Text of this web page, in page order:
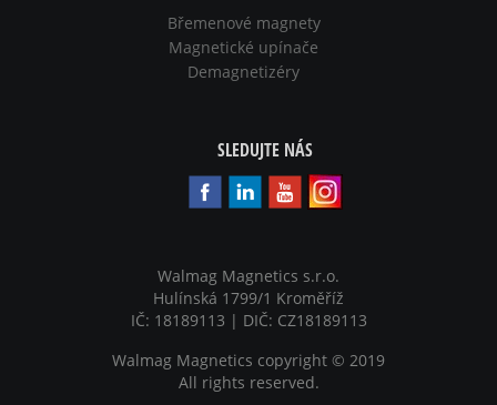
Břemenové magnety
Magnetické upínače
Demagnetizéry
SLEDUJTE NÁS
Walmag Magnetics s.r.o.
Hulínská 1799/1 Kroměříž
IČ: 18189113 | DIČ: CZ18189113
Walmag Magnetics copyright © 2019
All rights reserved.